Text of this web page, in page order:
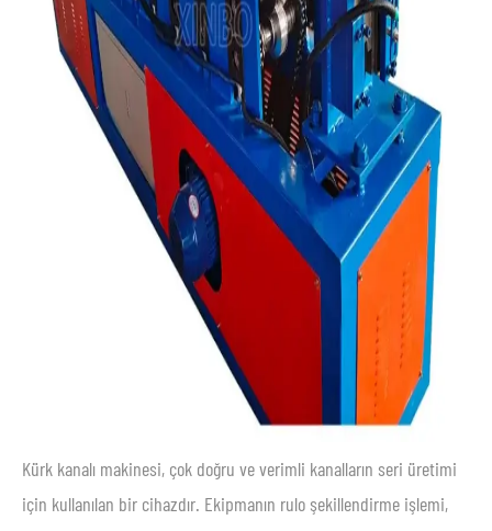
Kürk kanalı makinesi, çok doğru ve verimli kanalların seri üretimi
için kullanılan bir cihazdır. Ekipmanın rulo şekillendirme işlemi,